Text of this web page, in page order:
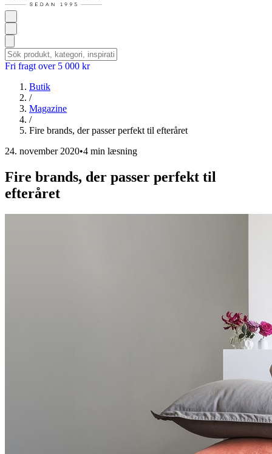
Fri fragt over 5 000 kr
Butik
/
Magazine
/
Fire brands, der passer perfekt til efteråret
24. november 2020•4 min læsning
Fire brands, der passer perfekt til
efteråret